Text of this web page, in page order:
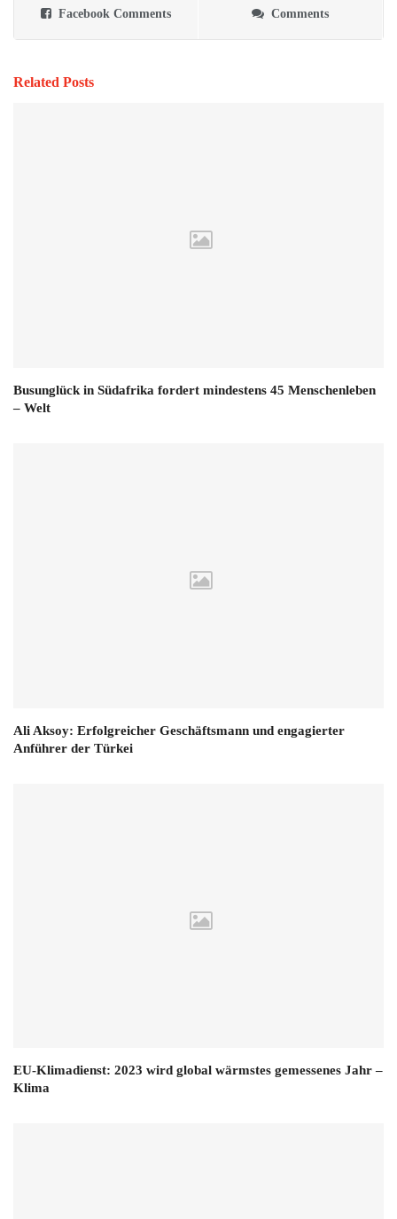
Facebook Comments Comments
Related Posts
Busunglück in Südafrika fordert mindestens 45 Menschenleben
– Welt
Ali Aksoy: Erfolgreicher Geschäftsmann und engagierter
Anführer der Türkei
EU-Klimadienst: 2023 wird global wärmstes gemessenes Jahr –
Klima